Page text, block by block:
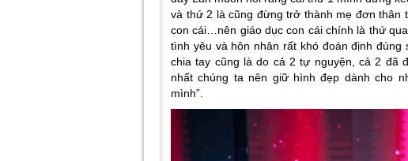
và thứ 2 là cũng đừng trở thành mẹ đơn thân
con cái…nên giáo dục con cái chính là thứ
tình yêu và hôn nhân rất khó đoán định đúng
chia tay cũng là do cả 2 tự nguyện, cả 2 đã
nhất chúng ta nên giữ hình đẹp dành cho
mình”.